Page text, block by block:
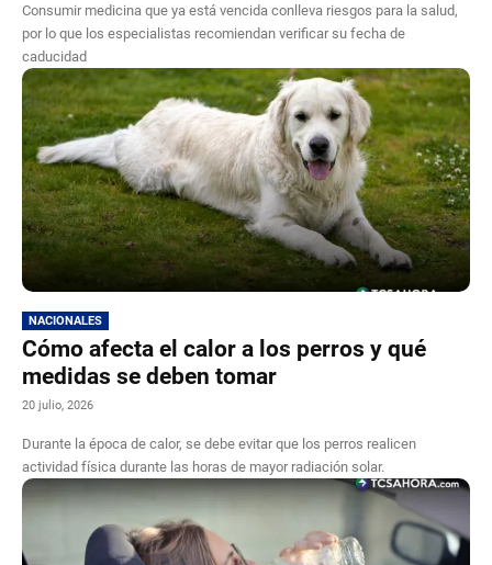
Consumir medicina que ya está vencida conlleva riesgos para la salud,
por lo que los especialistas recomiendan verificar su fecha de
caducidad
NACIONALES
Cómo afecta el calor a los perros y qué
medidas se deben tomar
20 julio, 2026
Durante la época de calor, se debe evitar que los perros realicen
actividad física durante las horas de mayor radiación solar.